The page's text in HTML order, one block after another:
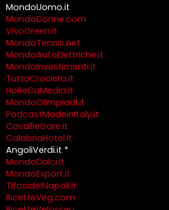
MondoUomo.it
MondoDonne.com
VivoGreen.it
MondoTennis.net
MondoAutoElettriche.it
MondoInvestimenti.it
TuttoCrociera.it
HoReCaMedia.it
MondoOlimpiadi.it
PodcastMadeinItaly.it
CavallieGare.it
CalabriaHotel.it
AngoliVerdi.it *
MondoDolci.it
MondoExport.it
TifosidelNapoli.it
RicetteVeg.com